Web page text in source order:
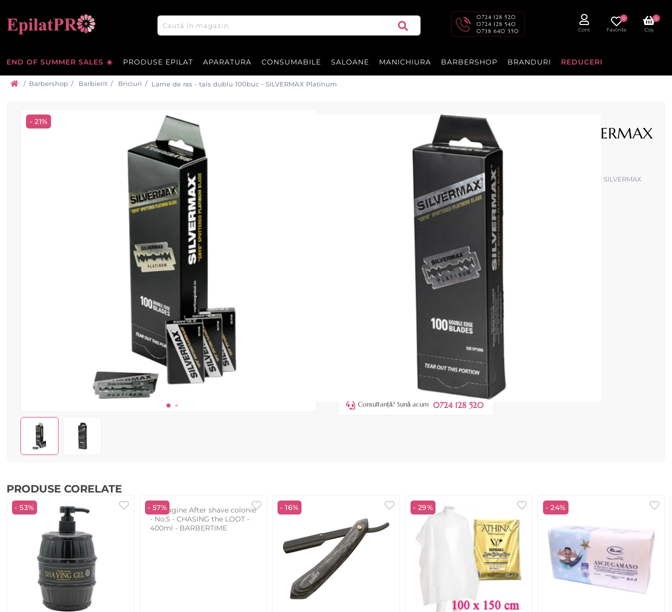
0724 128 520
0724 128 540
0738 640 350
Cont Favorite
0
Coș
0
END OF SUMMER SALES ☀️ PRODUSE EPILAT APARATURA CONSUMABILE SALOANE MANICHIURA BARBERSHOP BRANDURI REDUCERI
/ Barbershop / Barbierit / Briciuri / Lame de ras - tais dublu 100buc - SILVERMAX Platinum
- 21%
Lame de ras - tais dublu 100buc - SILVERMAX
Lame de ras cu tais dublu 100buc din otel inoxidabil pentru toate tipurile de brici SILVERMAX
|
22,90 lei
2💰 puncte în valoare de de 0,20 lei
Consultanță? Sună acum 0724 128 520
PRODUSE CORELATE
- 53% - 57% - 16% - 29% - 24%